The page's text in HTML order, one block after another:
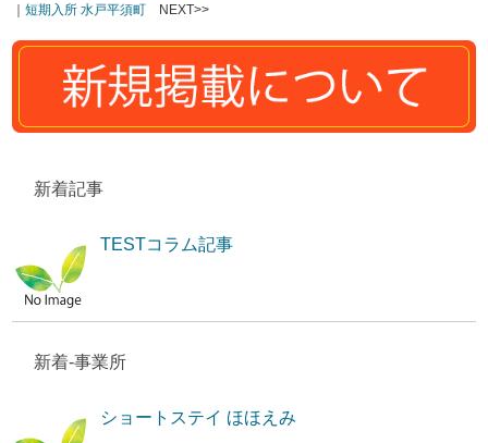
｜短期入所 水戸平須町 NEXT>>
新着記事
TESTコラム記事
新着-事業所
ショートステイ ほほえみ